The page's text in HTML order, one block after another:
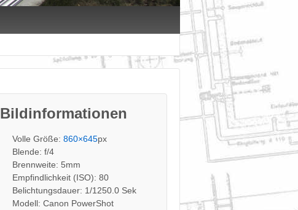
Bildinformationen
Volle Größe:860×645px
Blende: f/4
Brennweite: 5mm
Empfindlichkeit (ISO): 80
Belichtungsdauer: 1/1250.0 Sek
Modell: Canon PowerShot